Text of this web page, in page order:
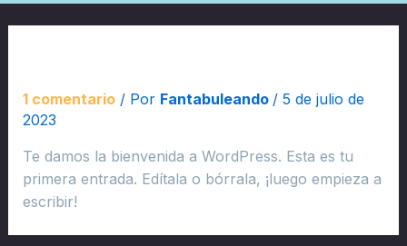
1 comentario / Por Fantabuleando / 5 de julio de
2023
Te damos la bienvenida a WordPress. Esta es tu
primera entrada. Edítala o bórrala, ¡luego empieza a
escribir!